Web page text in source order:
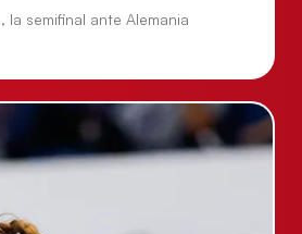
semifinal ante Alemania